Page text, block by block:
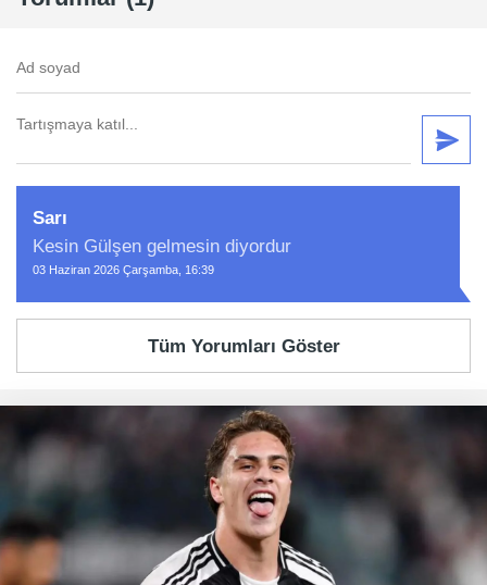
Sarı
Kesin Gülşen gelmesin diyordur
03 Haziran 2026 Çarşamba, 16:39
Tüm Yorumları Göster